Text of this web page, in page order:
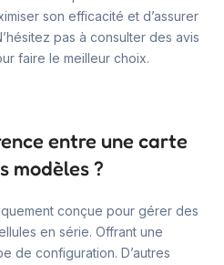
son efficacité et d’assurer
pas à consulter des avis
faire le meilleur choix.
entre une carte
modèles ?
conçue pour gérer des
en série. Offrant une
de configuration. D’autres